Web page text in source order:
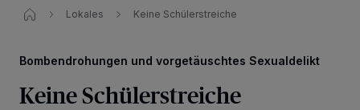
Lokales Keine Schülerstreiche
Bombendrohungen und vorgetäuschtes Sexualdelikt
Keine Schülerstreiche